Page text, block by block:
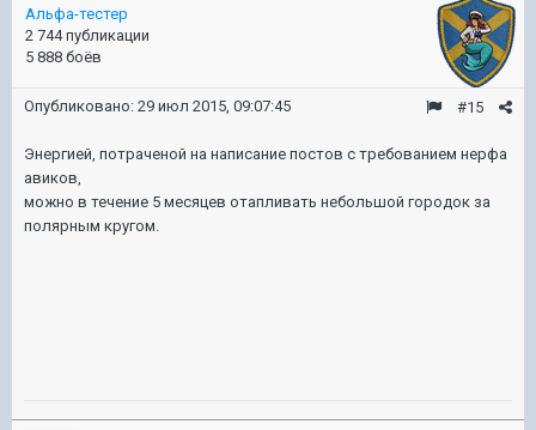
Альфа-тестер
2 744 публикации
5 888 боёв
#15
Опубликовано: 29 июл 2015, 09:07:45
Энергией, потраченой на написание постов с требованием нерфа
авиков,
можно в течение 5 месяцев отапливать небольшой городок за
полярным кругом.